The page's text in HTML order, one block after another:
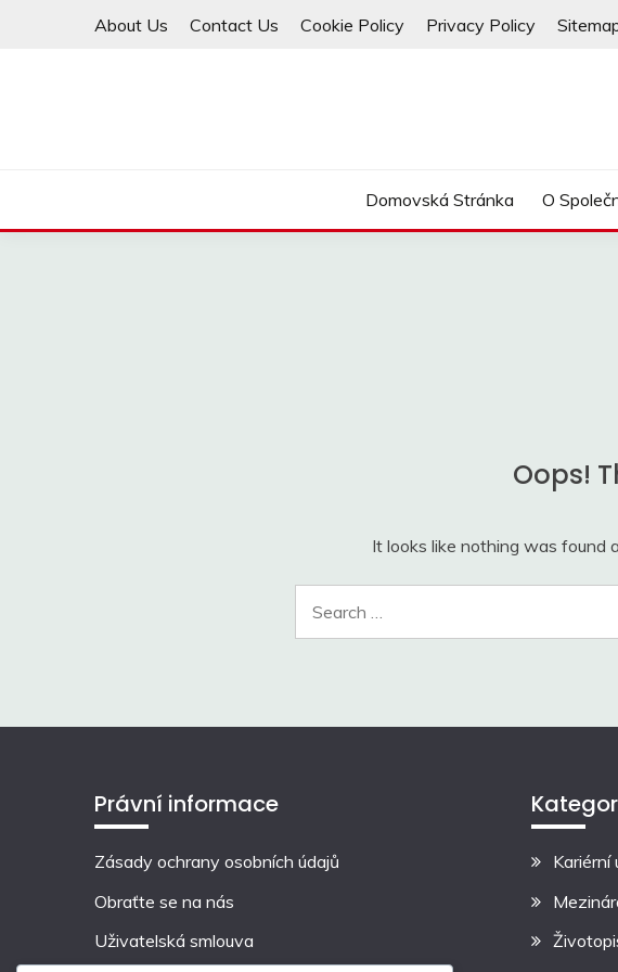
About Us Contact Us Cookie Policy Privacy Policy
Domovská Stránka O
Oops!
It looks like nothing was found
Právní informace
Zásady ochrany osobních údajů
Obraťte se na nás
Uživatelská smlouva
Kariérní